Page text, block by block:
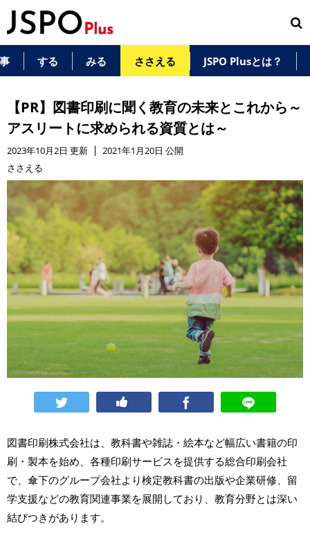
する みる ささえる JSPO Plusとは？
【PR】図書印刷に聞く教育の未来とこれから～
アスリートに求められる資質とは～
2023年10月2日 更新
2021年1月20日 公開
ささえる
図書印刷株式会社は、教科書や雑誌・絵本など幅広い書籍の印
刷・製本を始め、各種印刷サービスを提供する総合印刷会社
で、傘下のグループ会社より検定教科書の出版や企業研修、留
学支援などの教育関連事業を展開しており、教育分野とは深い
結びつきがあります。